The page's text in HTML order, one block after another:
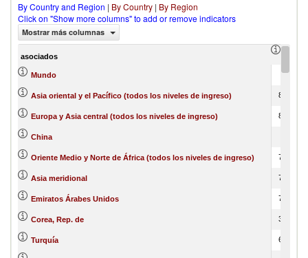
By Country and Region | By Country | By Region
Click on "Show more columns" to add or remove indicators
Mostrar más columnas
asociados
Mundo 100
Asia oriental y el Pacífico (todos los niveles de ingreso) 85.78
Europa y Asia central (todos los niveles de ingreso) 85.34
China
Oriente Medio y Norte de África (todos los niveles de ingreso) 73.34
Asia meridional 73.34
Emiratos Árabes Unidos 71.89
Corea, Rep. de 36.61
Turquía 66.56